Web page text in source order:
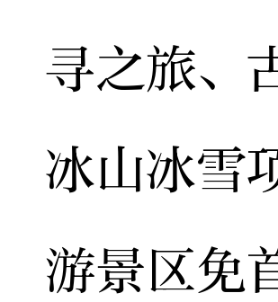
寻之旅、
冰山冰雪
游景区免